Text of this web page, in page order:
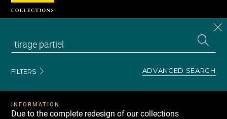
FILTERS ADVANCED SEARCH
INFORMATION
Due to the complete redesign of our collections
Cookies management panel